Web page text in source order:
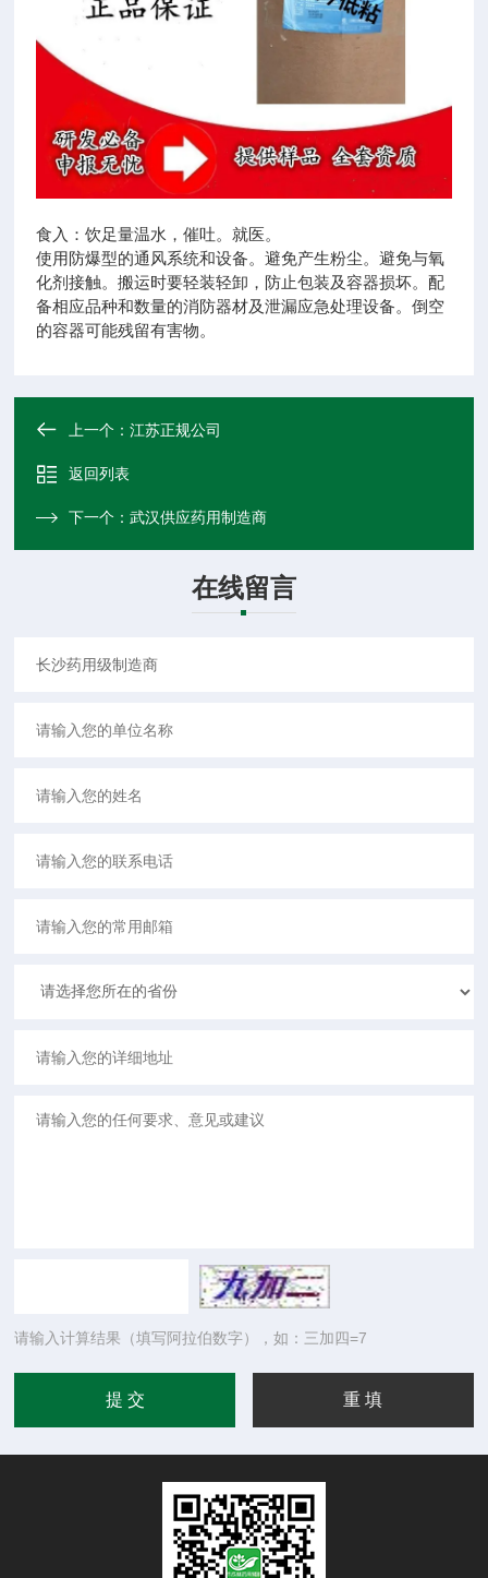
食入：饮足量温水，催吐。就医。
使用防爆型的通风系统和设备。避免产生粉尘。避免与氧
化剂接触。搬运时要轻装轻卸，防止包装及容器损坏。配
备相应品种和数量的消防器材及泄漏应急处理设备。倒空
的容器可能残留有害物。
上一个：江苏正规公司
返回列表
下一个：武汉供应药用制造商
在线留言
请输入计算结果（填写阿拉伯数字），如：三加四=7